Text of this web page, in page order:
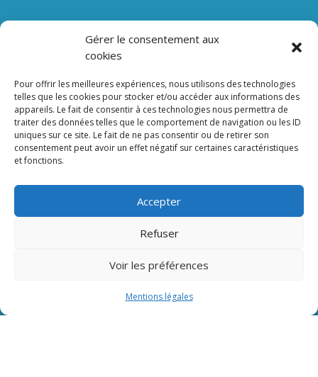
Gérer le consentement aux
cookies
Pour offrir les meilleures expériences, nous utilisons des technologies
telles que les cookies pour stocker et/ou accéder aux informations des
appareils. Le fait de consentir à ces technologies nous permettra de
traiter des données telles que le comportement de navigation ou les ID
uniques sur ce site. Le fait de ne pas consentir ou de retirer son
consentement peut avoir un effet négatif sur certaines caractéristiques
et fonctions.
Accepter
Refuser
Voir les préférences
Mentions légales